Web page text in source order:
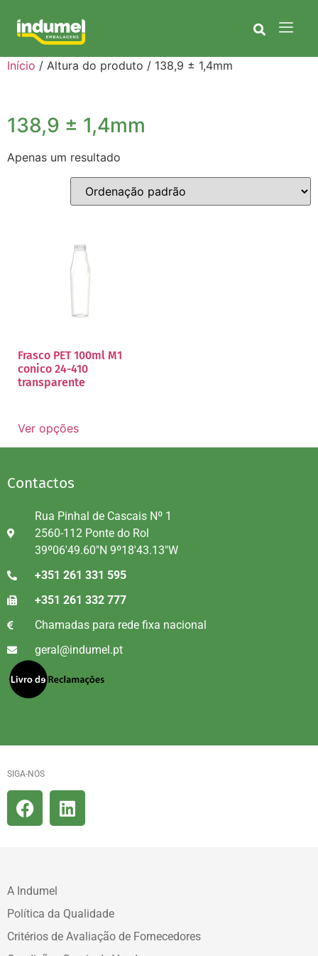
Início / Altura do produto / 138,9 ± 1,4mm
138,9 ± 1,4mm
Apenas um resultado
Frasco PET 100ml M1
conico 24-410
transparente
Ver opções
Contactos
Rua Pinhal de Cascais Nº 1
2560-112 Ponte do Rol
39º06'49.60"N 9º18'43.13"W
+351 261 331 595
+351 261 332 777
Chamadas para rede fixa nacional
geral@indumel.pt
SIGA-NOS
A Indumel
Política da Qualidade
Critérios de Avaliação de Fornecedores